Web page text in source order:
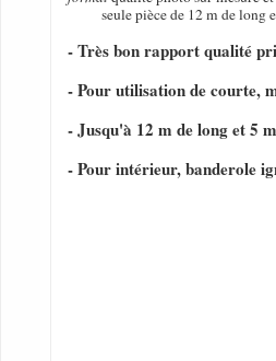
seule pièce de 12 m de long
- Très bon rapport qualité
- Pour utilisation de courte,
- Jusqu'à 12 m de long et 5
- Pour intérieur, banderole